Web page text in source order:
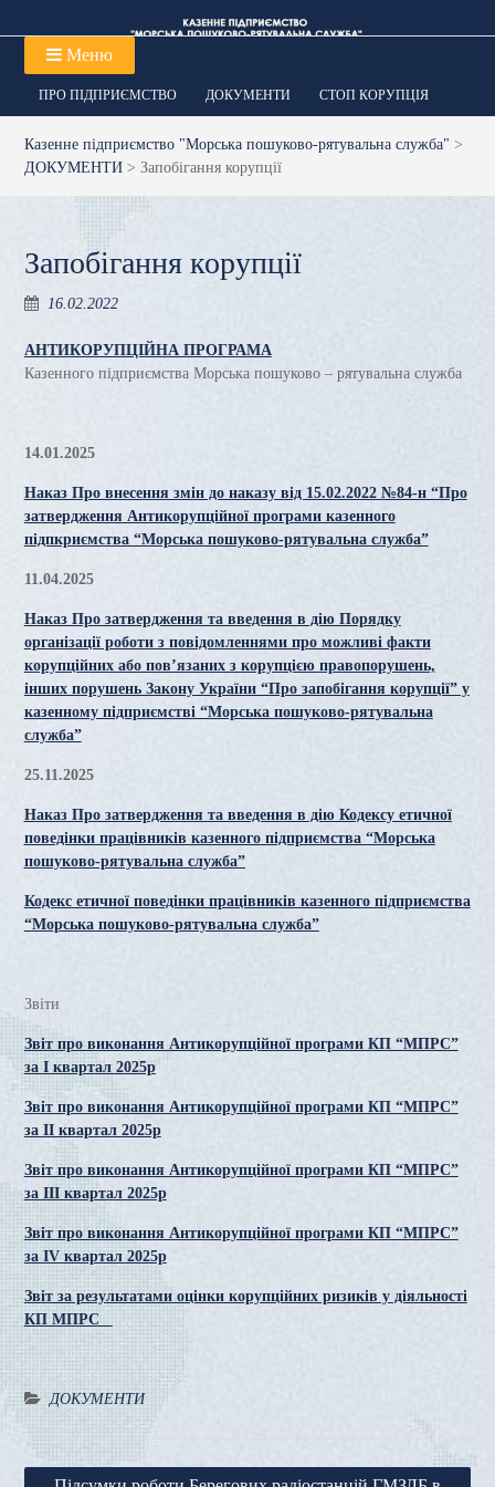
до
Меню
ПРО ПІДПРИЄМСТВО ДОКУМЕНТИ СТОП КОРУПЦІЯ
Казенне підприємство "Морська пошуково-рятувальна служба" >
ДОКУМЕНТИ> Запобігання корупції
Запобігання корупції
16.02.2022
АНТИКОРУПЦІЙНА ПРОГРАМА
Казенного підприємства Морська пошуково – рятувальна служба
14.01.2025
Наказ Про внесення змін до наказу від 15.02.2022 №84-н “Про
затвердження Антикорупційної програми казенного
підпкриємства “Морська пошуково-рятувальна служба”
11.04.2025
Наказ Про затвердження та введення в дію Порядку
організації роботи з повідомленнями про можливі факти
корупційних або пов’язаних з корупцією правопорушень,
інших порушень Закону України “Про запобігання корупції” у
казенному підприємстві “Морська пошуково-рятувальна
служба”
25.11.2025
Наказ Про затвердження та введення в дію Кодексу етичної
поведінки працівників казенного підприємства “Морська
пошуково-рятувальна служба”
Кодекс етичної поведінки працівників казенного підприємства
“Морська пошуково-рятувальна служба”
Звіти
Звіт про виконання Антикорупційної програми КП “МПРС”
за І квартал 2025р
Звіт про виконання Антикорупційної програми КП “МПРС”
за ІІ квартал 2025р
Звіт про виконання Антикорупційної програми КП “МПРС”
за ІІІ квартал 2025р
Звіт про виконання Антикорупційної програми КП “МПРС”
за ІV квартал 2025р
Звіт за результатами оцінки корупційних ризиків у діяльності
КП МПРС
ДОКУМЕНТИ
Навігація